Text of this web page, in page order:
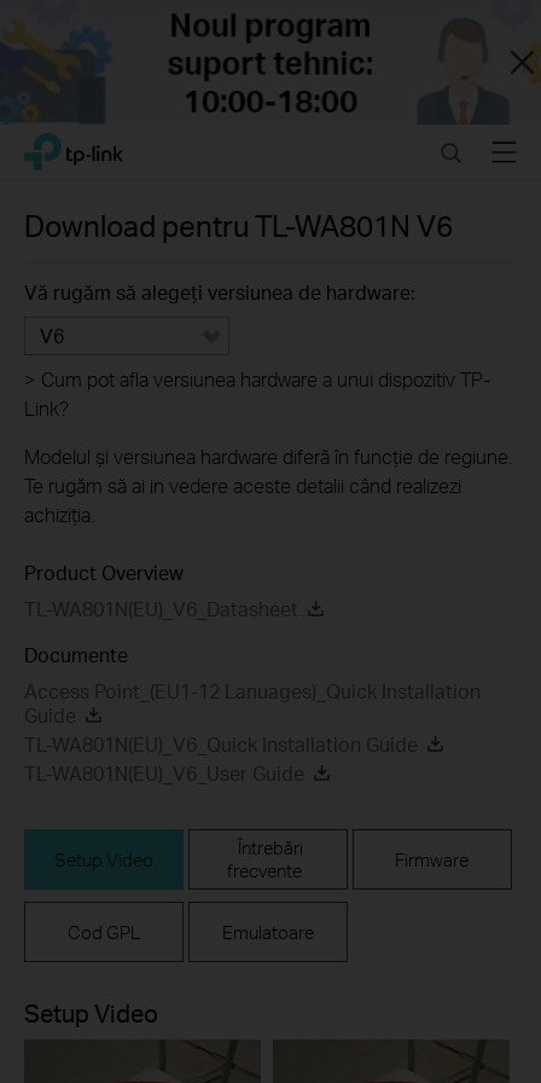
Close
Click
navigation
TP-Link, Reliably Smart SearchMenu
Download pentruTL-WA801N V6
Vă rugăm să alegeți versiunea de hardware:
V6
> Cum pot afla versiunea hardware a unui dispozitiv TP-
Link?
Modelul și versiunea hardware diferă în funcție de regiune.
Te rugăm să ai in vedere aceste detalii când realizezi
achiziția.
Product Overview
TL-WA801N(EU)_V6_Datasheet
Documente
Access Point_(EU1-12 Lanuages)_Quick Installation
Guide
TL-WA801N(EU)_V6_Quick Installation Guide
TL-WA801N(EU)_V6_User Guide
Setup Video
Întrebări
frecvente
Firmware
Cod GPL Emulatoare
Setup Video